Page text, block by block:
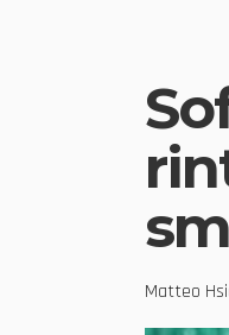
Matteo